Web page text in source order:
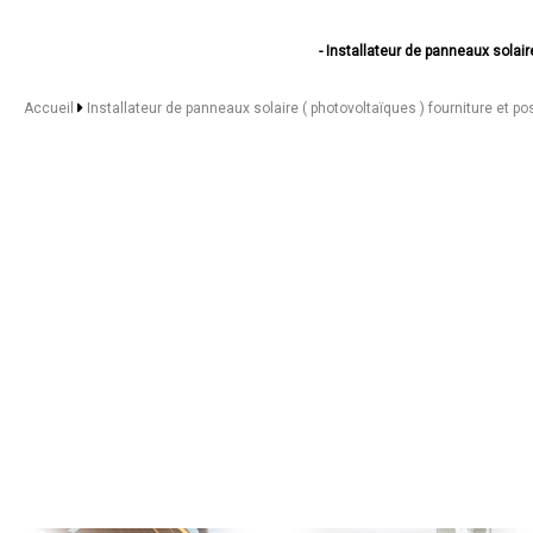
- Installateur de panneaux
- Installateur de panneaux solaire (
Accueil Installateur de panneaux solaire ( photovoltaïques ) fourniture et